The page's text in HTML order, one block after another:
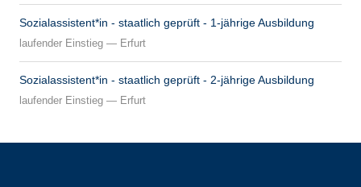
Sozialassistent*in - staatlich geprüft - 1-jährige Ausbildung
laufender Einstieg — Erfurt
Sozialassistent*in - staatlich geprüft - 2-jährige Ausbildung
laufender Einstieg — Erfurt